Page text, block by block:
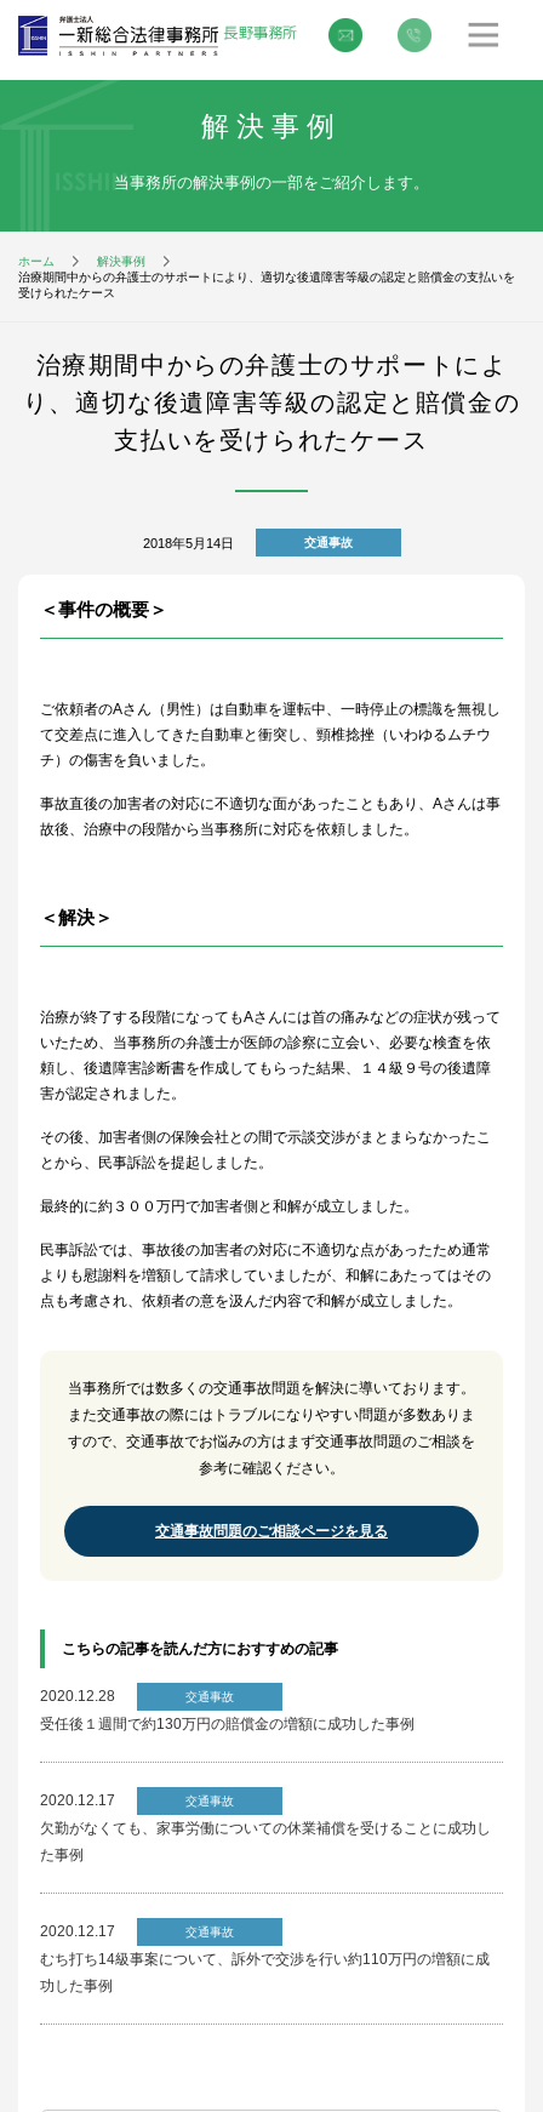
解決事例
当事務所の解決事例の一部をご紹介します。
ホーム
解決事例
治療期間中からの弁護士のサポートにより、適切な後遺障害等級の認定と賠償金の支払いを
受けられたケース
治療期間中からの弁護士のサポートによ
り、適切な後遺障害等級の認定と賠償金の
支払いを受けられたケース
2018年5月14日 交通事故
＜事件の概要＞
ご依頼者のAさん（男性）は自動車を運転中、一時停止の標識を無視し
て交差点に進入してきた自動車と衝突し、頸椎捻挫（いわゆるムチウ
チ）の傷害を負いました。
事故直後の加害者の対応に不適切な面があったこともあり、 Aさんは事
故後、治療中の段階から当事務所に対応を依頼しました。
＜解決＞
治療が終了する段階になってもAさんには首の痛みなどの症状が残って
いたため、当事務所の弁護士が医師の診察に立会い、必要な検査を依
頼し、後遺障害診断書を作成してもらった結果、１４級９号の後遺障
害が認定されました。
その後、加害者側の保険会社との間で示談交渉がまとまらなかったこ
とから、民事訴訟を提起しました。
最終的に約３００万円で加害者側と和解が成立しました。
民事訴訟では、事故後の加害者の対応に不適切な点があったため通常
よりも慰謝料を増額して請求していましたが、和解にあたってはその
点も考慮され、依頼者の意を汲んだ内容で和解が成立しました。
当事務所では数多くの交通事故問題を解決に導いております。
また交通事故の際にはトラブルになりやすい問題が多数ありま
すので、交通事故でお悩みの方はまず交通事故問題のご相談を
参考に確認ください。
交通事故問題のご相談ページを見る
こちらの記事を読んだ方におすすめの記事
2020.12.28 交通事故
受任後１週間で約130万円の賠償金の増額に成功した事例
2020.12.17 交通事故
欠勤がなくても、家事労働についての休業補償を受けることに成功し
た事例
2020.12.17 交通事故
むち打ち14級事案について、訴外で交渉を行い約110万円の増額に成
功した事例